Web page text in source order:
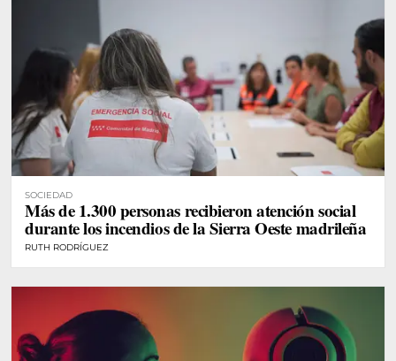
SOCIEDAD
Más de 1.300 personas recibieron atención social
durante los incendios de la Sierra Oeste madrileña
RUTH RODRÍGUEZ